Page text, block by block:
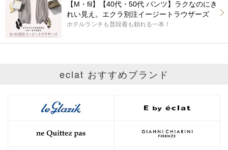
【M・fil】【40代・50代 パンツ】ラクなのにき
れい見え。エクラ別注イージートラウザーズ
ホテルランチも普段着も頼れる一本！
eclat おすすめブランド